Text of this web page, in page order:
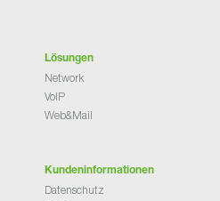
Lösungen
Network
VoIP
Web&Mail
Kundeninformationen
Datenschutz